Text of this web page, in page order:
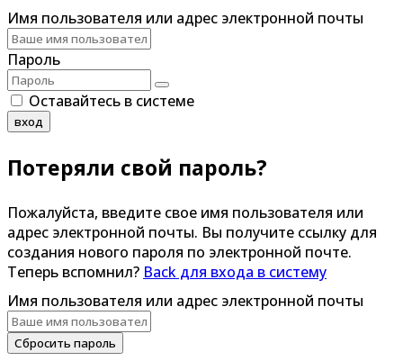
Имя пользователя или адрес электронной почты
Пароль
Оставайтесь в системе
вход
Потеряли свой пароль?
Пожалуйста, введите свое имя пользователя или
адрес электронной почты. Вы получите ссылку для
создания нового пароля по электронной почте.
Теперь вспомнил? Back для входа в систему
Имя пользователя или адрес электронной почты
Сбросить пароль